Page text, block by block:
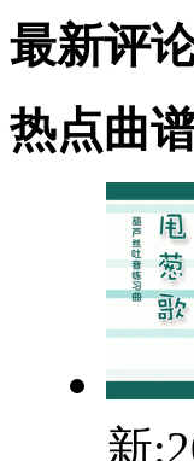
最新评
热点曲
新